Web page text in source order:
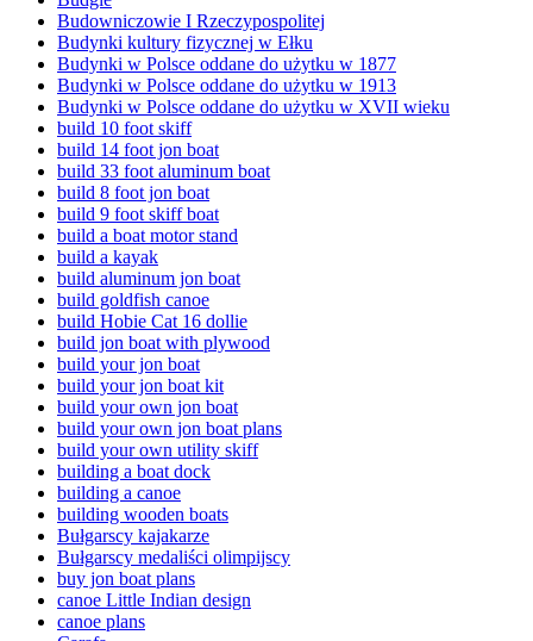
Budowniczowie I Rzeczypospolitej
Budynki kultury fizycznej w Ełku
Budynki w Polsce oddane do użytku w 1877
Budynki w Polsce oddane do użytku w 1913
Budynki w Polsce oddane do użytku w XVII wieku
build 10 foot skiff
build 14 foot jon boat
build 33 foot aluminum boat
build 8 foot jon boat
build 9 foot skiff boat
build a boat motor stand
build a kayak
build aluminum jon boat
build goldfish canoe
build Hobie Cat 16 dollie
build jon boat with plywood
build your jon boat
build your jon boat kit
build your own jon boat
build your own jon boat plans
build your own utility skiff
building a boat dock
building a canoe
building wooden boats
Bułgarscy kajakarze
Bułgarscy medaliści olimpijscy
buy jon boat plans
canoe Little Indian design
canoe plans